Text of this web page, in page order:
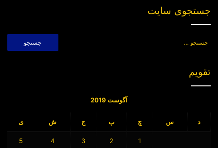
جستجوی سایت
تقویم
آگوست 2019
د س چ پ ج ش ی
1
2
3
4
5